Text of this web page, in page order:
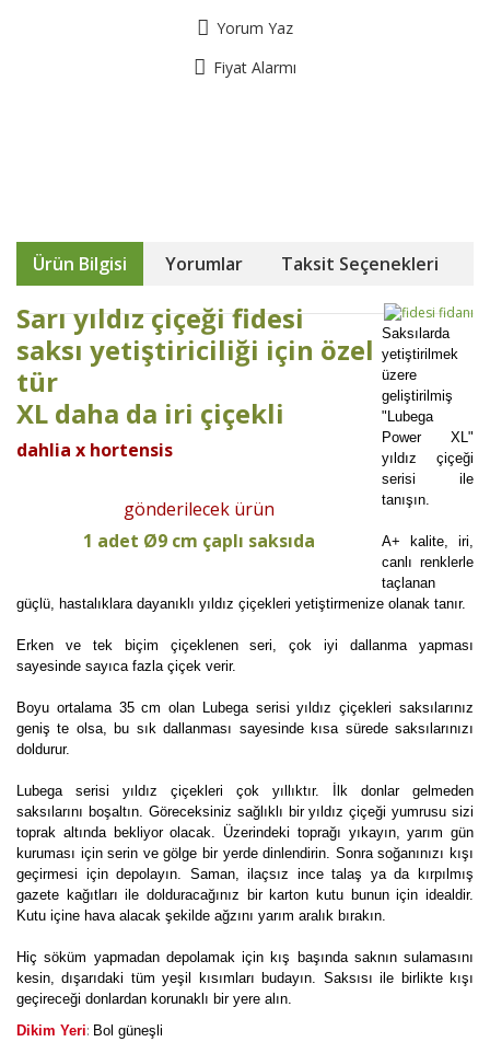
Yorum Yaz
Fiyat Alarmı
Ürün Bilgisi Yorumlar Taksit Seçenekleri
Sarı yıldız çiçeği fidesi
saksı yetiştiriciliği için özel
tür
XL daha da iri çiçekli
dahlia x hortensis
gönderilecek ürün
1 adet Ø9 cm çaplı saksıda
Saksılarda
yetiştirilmek
üzere
geliştirilmiş
"Lubega
Power XL"
yıldız çiçeği
serisi ile
tanışın.
A+ kalite, iri,
canlı renklerle
taçlanan
güçlü, hastalıklara dayanıklı yıldız çiçekleri yetiştirmenize olanak tanır.
Erken ve tek biçim çiçeklenen seri, çok iyi dallanma yapması
sayesinde sayıca fazla çiçek verir.
Boyu ortalama 35 cm olan Lubega serisi yıldız çiçekleri saksılarınız
geniş te olsa, bu sık dallanması sayesinde kısa sürede saksılarınızı
doldurur.
Lubega serisi yıldız çiçekleri çok yıllıktır. İlk donlar gelmeden
saksılarını boşaltın. Göreceksiniz sağlıklı bir yıldız çiçeği yumrusu sizi
toprak altında bekliyor olacak. Üzerindeki toprağı yıkayın, yarım gün
kuruması için serin ve gölge bir yerde dinlendirin. Sonra soğanınızı kışı
geçirmesi için depolayın. Saman, ilaçsız ince talaş ya da kırpılmış
gazete kağıtları ile dolduracağınız bir karton kutu bunun için idealdir.
Kutu içine hava alacak şekilde ağzını yarım aralık bırakın.
Hiç söküm yapmadan depolamak için kış başında saknın sulamasını
kesin, dışarıdaki tüm yeşil kısımları budayın. Saksısı ile birlikte kışı
geçireceği donlardan korunaklı bir yere alın.
Dikim Yeri: Bol güneşli